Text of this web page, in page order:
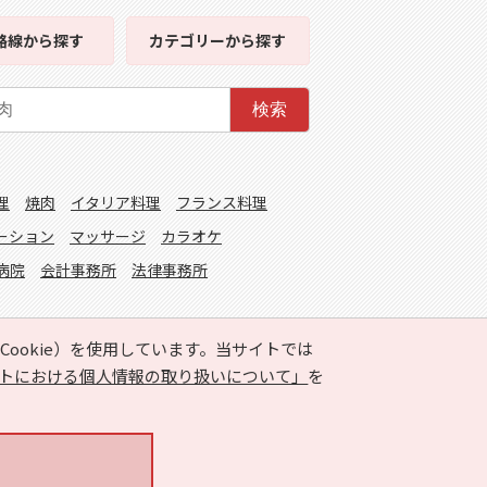
）を使用しています。当サイトでは
における個人情報の取り扱いについて」 を
線から探す カテゴリーから探す
検索
焼肉 イタリア料理
フランス料理
ション マッサージ
カラオケ
院 会計事務所 法律事務所